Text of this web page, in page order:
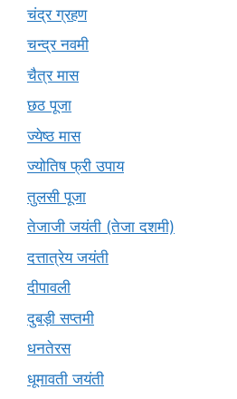
चंद्र ग्रहण
चन्द्र नवमी
चैत्र मास
छठ पूजा
ज्येष्ठ मास
ज्योतिष फ्री उपाय
तुलसी पूजा
तेजाजी जयंती (तेजा दशमी)
दत्तात्रेय जयंती
दीपावली
दुबड़ी सप्तमी
धनतेरस
धूमावती जयंती